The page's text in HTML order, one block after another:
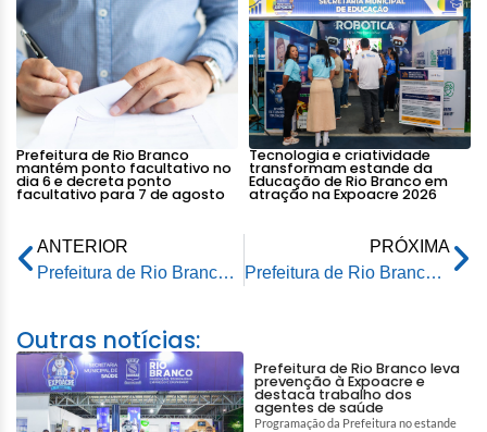
Prefeitura de Rio Branco
mantém ponto facultativo no
dia 6 e decreta ponto
facultativo para 7 de agosto
Tecnologia e criatividade
transformam estande da
Educação de Rio Branco em
atração na Expoacre 2026
ANTERIOR
Prefeitura de Rio Branco e produtores comemoram sucesso do Festival da Macaxeira e fortalecimento da agricultura familiar
PRÓXIMA
Prefeitura de Rio Branco e produtores comemoram sucesso do Festival da Macaxeira e fortalecimento da agricultura familiar
Outras notícias:
Prefeitura de Rio Branco leva
prevenção à Expoacre e
destaca trabalho dos
agentes de saúde
Programação da Prefeitura no estande